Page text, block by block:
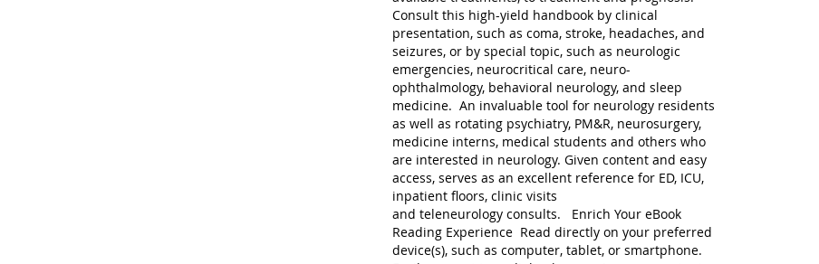
Consult this high-yield handbook by clinical
presentation, such as coma, stroke, headaches, and
seizures, or by special topic, such as neurologic
emergencies, neurocritical care, neuro-
ophthalmology, behavioral neurology, and sleep
medicine. An invaluable tool for neurology residents
as well as rotating psychiatry, PM&R, neurosurgery,
medicine interns, medical students and others who
are interested in neurology. Given content and easy
access, serves as an excellent reference for ED, ICU,
inpatient floors, clinic visits
and teleneurology consults. Enrich Your eBook
Reading Experience Read directly on your preferred
device(s), such as computer, tablet, or smartphone.